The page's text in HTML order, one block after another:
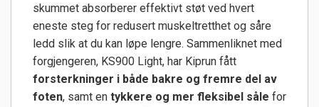
skummet absorberer effektivt støt ved hvert
eneste steg for redusert muskeltretthet og såre
ledd slik at du kan løpe lengre. Sammenliknet med
forgjengeren, KS900 Light, har Kiprun fått
forsterkninger i både bakre og fremre del av
foten, samt en tykkere og mer fleksibel såle for